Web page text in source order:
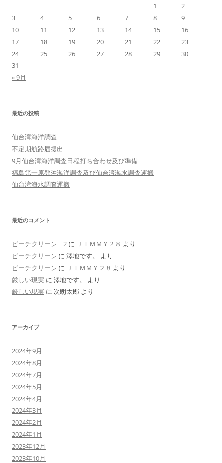
1
2
3
4 5 6 7 8
9
10
11 12 13 14 15
16
17
18 19 20 21 22
23
24
25 26 27 28 29
30
31
« 9月
最近の投稿
仙台湾海洋調査
不定期航路届提出
9月仙台湾海洋調査日程打ち合わせ及び準備
福島第一原発沖海洋調査及び仙台湾海水調査運搬
仙台湾海水調査運搬
最近のコメント
ビーチクリーン 2 に ＪＩＭＭＹ２８ より
ビーチクリーン に 澤地です。
より
ビーチクリーン に ＪＩＭＭＹ２８ より
厳しい現実 に 澤地です。
より
厳しい現実 に 次朗太郎 より
アーカイブ
2024年9月
2024年8月
2024年7月
2024年5月
2024年4月
2024年3月
2024年2月
2024年1月
2023年12月
2023年10月